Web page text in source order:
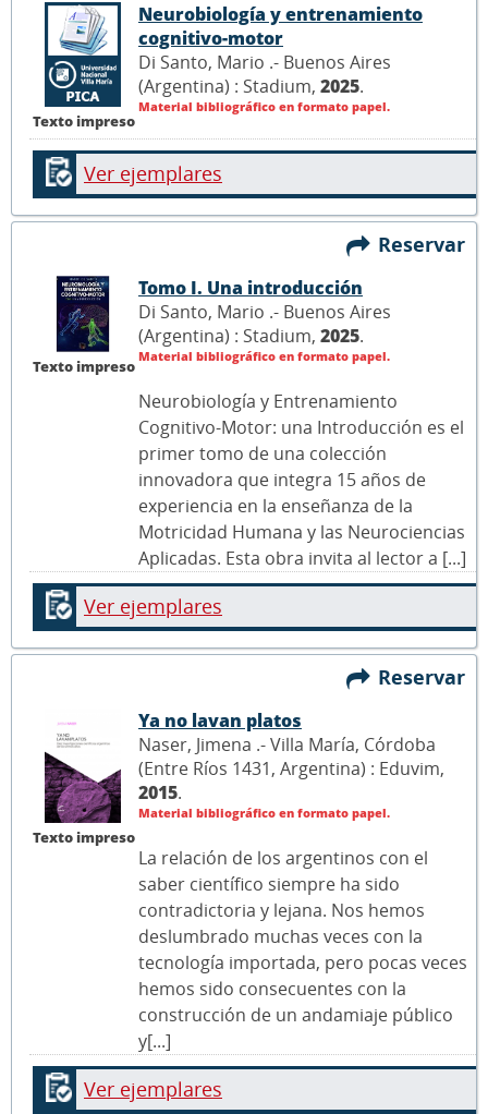
Texto impreso
Neurobiología y entrenamiento
cognitivo-motor
Di Santo, Mario .- Buenos Aires
(Argentina) : Stadium, 2025.
Material bibliográfico en formato papel.
Ver ejemplares
Reservar
Texto impreso
Tomo I. Una introducción
Di Santo, Mario .- Buenos Aires
(Argentina) : Stadium, 2025.
Material bibliográfico en formato papel.
Neurobiología y Entrenamiento
Cognitivo-Motor: una Introducción es el
primer tomo de una colección
innovadora que integra 15 años de
experiencia en la enseñanza de la
Motricidad Humana y las Neurociencias
Aplicadas. Esta obra invita al lector a [...]
Ver ejemplares
Reservar
Texto impreso
Ya no lavan platos
Naser, Jimena .- Villa María, Córdoba
(Entre Ríos 1431, Argentina) : Eduvim,
2015.
Material bibliográfico en formato papel.
La relación de los argentinos con el
saber científico siempre ha sido
contradictoria y lejana. Nos hemos
deslumbrado muchas veces con la
tecnología importada, pero pocas veces
hemos sido consecuentes con la
construcción de un andamiaje público
y[...]
Ver ejemplares